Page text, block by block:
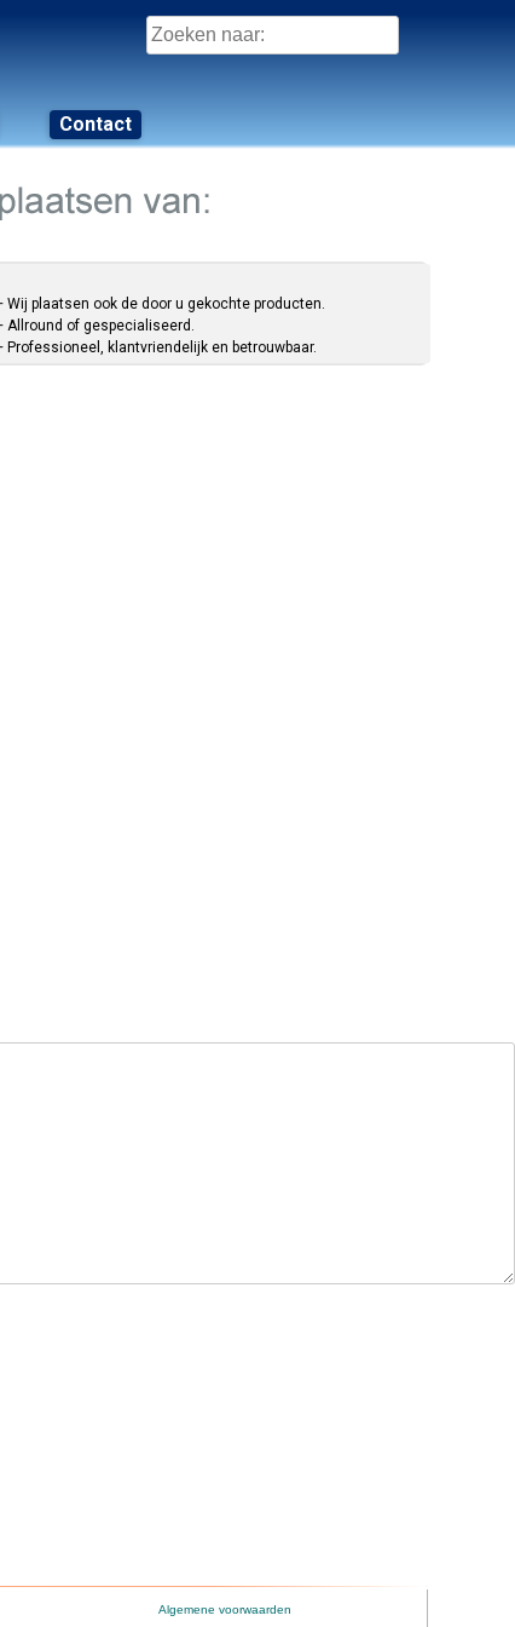
Zoeken
naar:
Contact
Wij plaatsen ook de door u gekochte producten.
Allround of gespecialiseerd.
Professioneel, klantvriendelijk en betrouwbaar.
Algemene voorwaarden